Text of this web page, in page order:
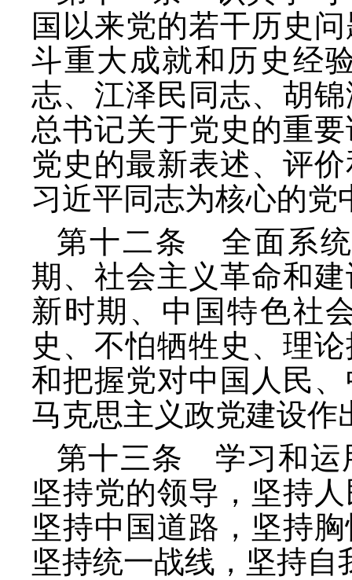
国以来党的若干历史
斗重大成就和历史经
志、江泽民同志、胡
总书记关于党史的重
党史的最新表述、评
习近平同志为核心的党
第十二条 全面系统
期、社会主义革命和
新时期、中国特色社
史、不怕牺牲史、理
和把握党对中国人民
马克思主义政党建设作
第十三条 学习和运
坚持党的领导，坚持
坚持中国道路，坚持
坚持统一战线，坚持自